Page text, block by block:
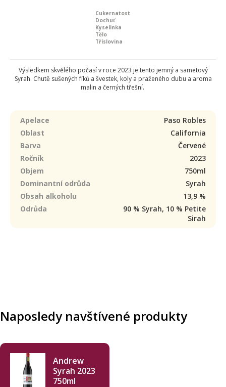
Cukernatost
Dochuť
Kyselinka
Tělo
Tříslovina
Výsledkem skvělého počasí v roce 2023 je tento jemný a sametový
Syrah. Chutě sušených fíků a švestek, koly a praženého dubu a aroma
malin a černých třešní.
Apelace
Paso Robles
Oblast
California
Barva
Červené
Ročník
2023
Objem
750ml
Dominantní odrůda
Syrah
Obsah alkoholu
13,9 %
Odrůda
90 % Syrah, 10 % Petite
Sirah
Naposledy navštívené produkty
Andrew
Syrah 2023
750ml